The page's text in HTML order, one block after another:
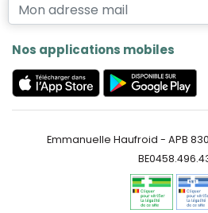
Nos applications mobiles
Emmanuelle Haufroid - APB